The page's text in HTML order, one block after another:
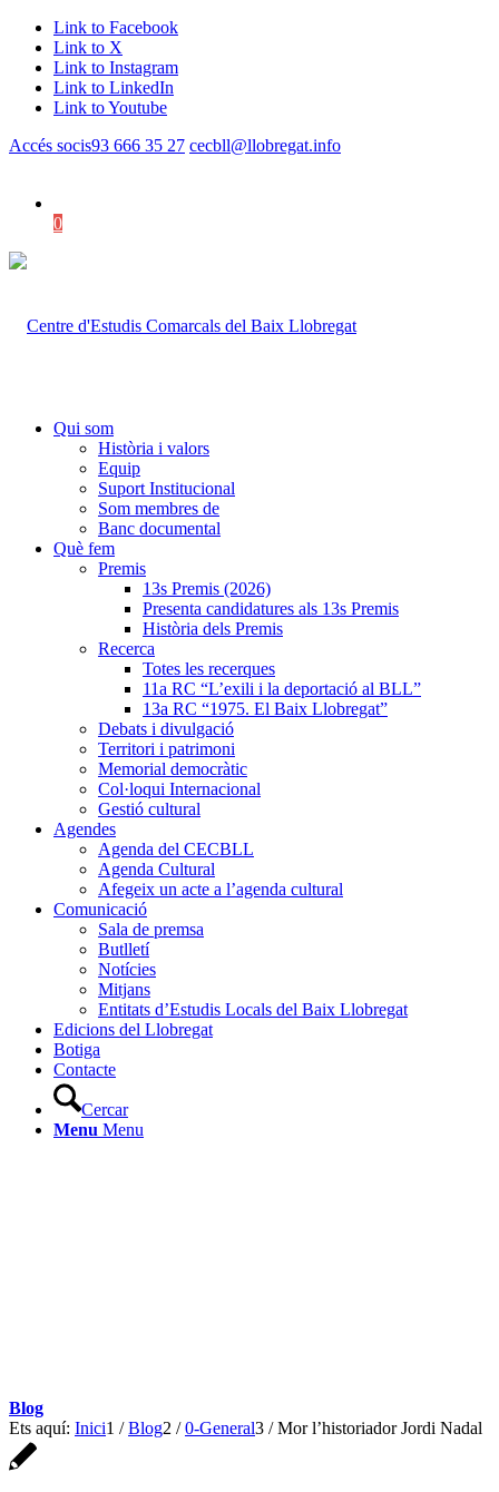
Link to Facebook
Link to X
Link to Instagram
Link to LinkedIn
Link to Youtube
Accés socis93 666 35 27 cecbll@llobregat.info
0
Qui som
Història i valors
Equip
Suport Institucional
Som membres de
Banc documental
Què fem
Premis
13s Premis (2026)
Presenta candidatures als 13s Premis
Història dels Premis
Recerca
Totes les recerques
11a RC “L’exili i la deportació al BLL”
13a RC “1975. El Baix Llobregat”
Debats i divulgació
Territori i patrimoni
Memorial democràtic
Col·loqui Internacional
Gestió cultural
Agendes
Agenda del CECBLL
Agenda Cultural
Afegeix un acte a l’agenda cultural
Comunicació
Sala de premsa
Butlletí
Notícies
Mitjans
Entitats d’Estudis Locals del Baix Llobregat
Edicions del Llobregat
Botiga
Contacte
Cercar
Menu Menu
Blog
Ets aquí: Inici1 / Blog2 / 0-General3 / Mor l’historiador Jordi Nadal